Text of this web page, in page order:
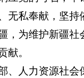
无私奉献，坚持
，为维护新疆社
献。
人力资源社会